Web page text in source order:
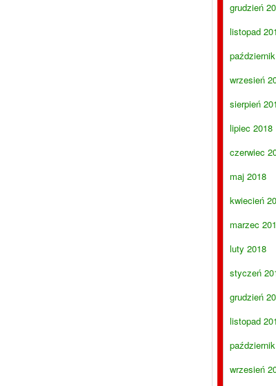
grudzień
listopad
wrzesień
sierpień
lipiec 2018
czerwiec
maj 2018
kwiecień
marzec
luty 2018
styczeń
grudzień
listopad
wrzesień